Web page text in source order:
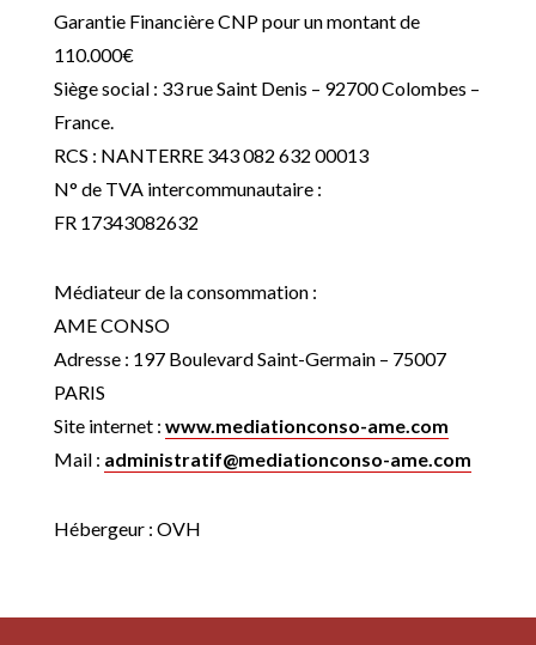
Garantie Financière CNP pour un montant de
110.000€
Siège social : 33 rue Saint Denis – 92700 Colombes –
France.
RCS : NANTERRE 343 082 632 00013
N° de TVA intercommunautaire :
FR 17343082632
Médiateur de la consommation :
AME CONSO
Adresse : 197 Boulevard Saint-Germain – 75007
PARIS
Site internet : www.mediationconso-ame.com
Mail : administratif@mediationconso-ame.com
Hébergeur : OVH